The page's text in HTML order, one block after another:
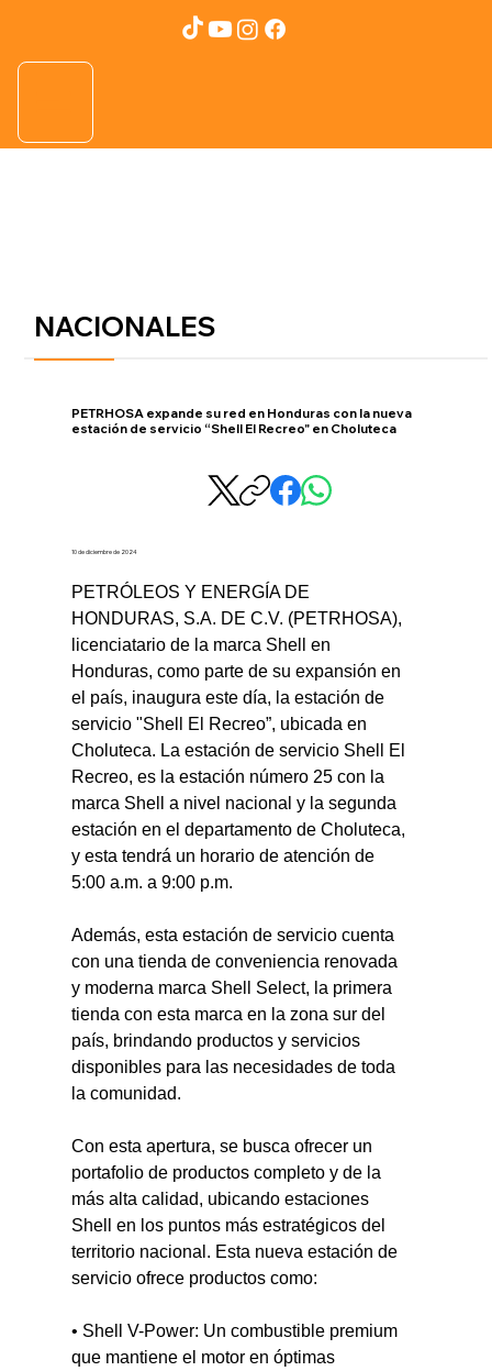
NACIONALES
PETRHOSA expande su red en Honduras con la nueva
estación de servicio “Shell El Recreo" en Choluteca
10 de diciembre de 2024
PETRÓLEOS Y ENERGÍA DE
HONDURAS, S.A. DE C.V. (PETRHOSA),
licenciatario de la marca Shell en
Honduras, como parte de su expansión en
el país, inaugura este día, la estación de
servicio "Shell El Recreo”, ubicada en
Choluteca. La estación de servicio Shell El
Recreo, es la estación número 25 con la
marca Shell a nivel nacional y la segunda
estación en el departamento de Choluteca,
y esta tendrá un horario de atención de
5:00 a.m. a 9:00 p.m.
Además, esta estación de servicio cuenta
con una tienda de conveniencia renovada
y moderna marca Shell Select, la primera
tienda con esta marca en la zona sur del
país, brindando productos y servicios
disponibles para las necesidades de toda
la comunidad.
Con esta apertura, se busca ofrecer un
portafolio de productos completo y de la
más alta calidad, ubicando estaciones
Shell en los puntos más estratégicos del
territorio nacional. Esta nueva estación de
servicio ofrece productos como:
• Shell V-Power: Un combustible premium
que mantiene el motor en óptimas